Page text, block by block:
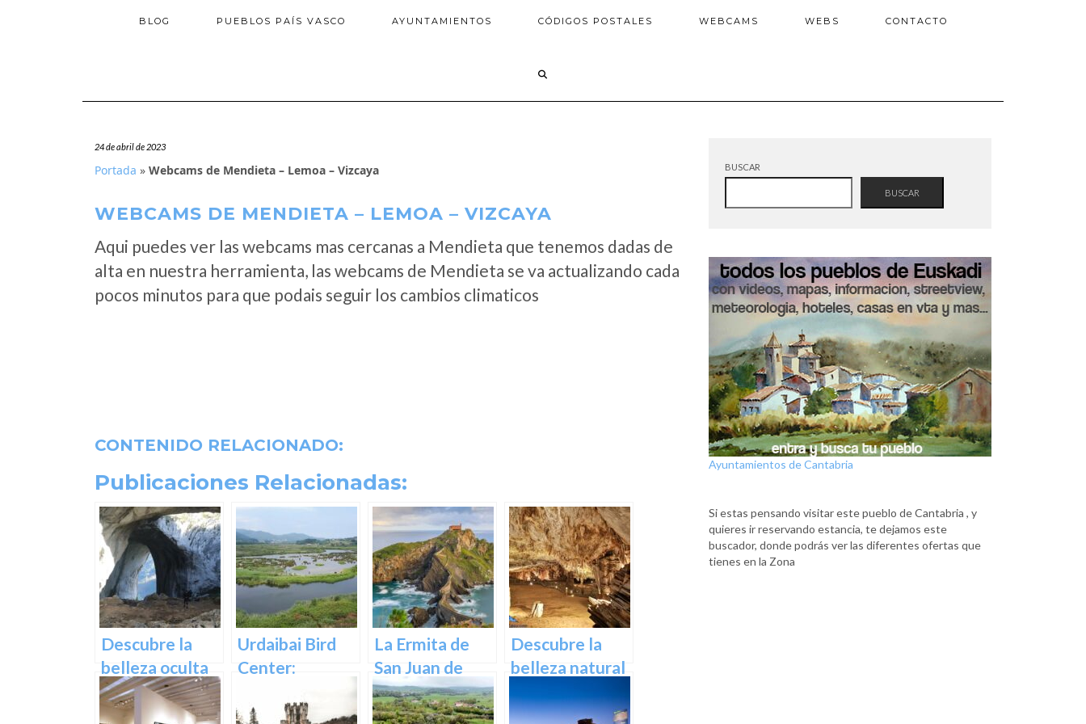
BLOG PUEBLOS PAÍS VASCO AYUNTAMIENTOS CÓDIGOS POSTALES WEBCAMS WEBS CONTACTO
24 de abril de 2023
Portada » Webcams de Mendieta – Lemoa – Vizcaya
WEBCAMS DE MENDIETA – LEMOA – VIZCAYA
Aqui puedes ver las webcams mas cercanas a Mendieta que tenemos dadas de
alta en nuestra herramienta, las webcams de Mendieta se va actualizando cada
pocos minutos para que podais seguir los cambios climaticos
CONTENIDO RELACIONADO:
Publicaciones Relacionadas:
Descubre la
belleza oculta
de Guipuzcoa
en las Cuevas
Urdaibai Bird
Center:
vida de las aves
La Ermita de
San Juan de
Gaztelugatxe:
Historia, Ruta y
Descubre la
belleza natural
de Pozalagua:
BUSCAR
BUSCAR
Ayuntamientos de Cantabria
Si estas pensando visitar este pueblo de Cantabria , y
quieres ir reservando estancia, te dejamos este
buscador, donde podrás ver las diferentes ofertas que
tienes en la Zona